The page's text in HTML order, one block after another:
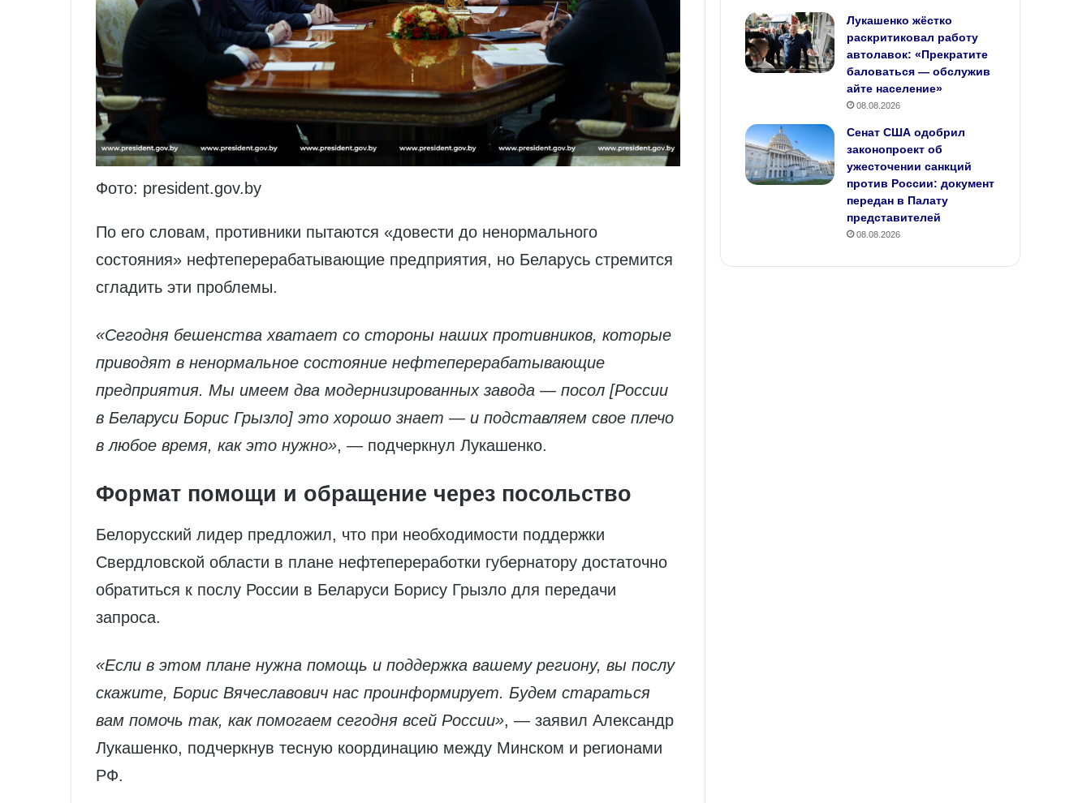
Фото: president.gov.by
По его словам, противники пытаются «довести до ненормального
состояния» нефтеперерабатывающие предприятия, но Беларусь стремится
сгладить эти проблемы.
«Сегодня бешенства хватает со стороны наших противников, которые
приводят в ненормальное состояние нефтеперерабатывающие
предприятия. Мы имеем два модернизированных завода — посол [России
в Беларуси Борис Грызло] это хорошо знает — и подставляем свое плечо
в любое время, как это нужно», — подчеркнул Лукашенко.
Формат помощи и обращение через посольство
Белорусский лидер предложил, что при необходимости поддержки
Свердловской области в плане нефтепереработки губернатору достаточно
обратиться к послу России в Беларуси Борису Грызло для передачи
запроса.
«Если в этом плане нужна помощь и поддержка вашему региону, вы послу
скажите, Борис Вячеславович нас проинформирует. Будем стараться
вам помочь так, как помогаем сегодня всей России», — заявил Александр
Лукашенко, подчеркнув тесную координацию между Минском и регионами
РФ.
Лукашенко жёстко
раскритиковал работу
автолавок: «Прекратите
баловаться — обслужив
айте население»
08.08.2026
Сенат США одобрил
законопроект об
ужесточении санкций
против России: документ
передан в Палату
представителей
08.08.2026